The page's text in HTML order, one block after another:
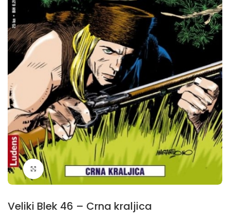
Klikni da povečaš
Veliki Blek 46 – Crna kraljica